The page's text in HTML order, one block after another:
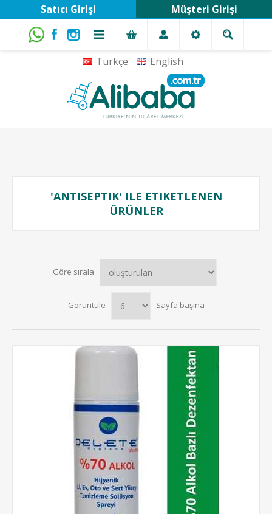
Türkçe English
Satıcı Girişi Müşteri Girişi
'ANTISEPTIK' ILE ETIKETLENEN
ÜRÜNLER
Göre sırala
Görüntüle Sayfa başına